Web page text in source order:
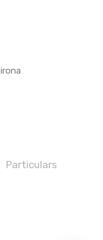
Particulars